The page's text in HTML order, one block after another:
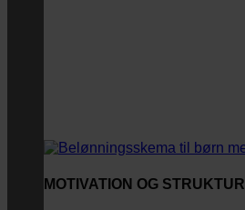
MOTIVATION OG STRUKTUR